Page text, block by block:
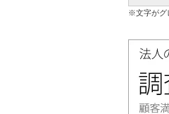
※文字がグ